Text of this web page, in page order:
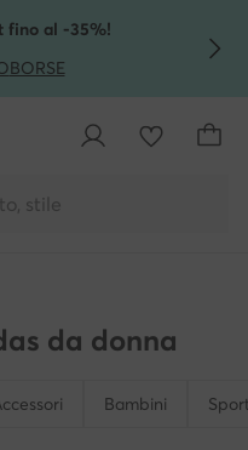
fino al -35%!
BORSE
stile
da donna
Bambini